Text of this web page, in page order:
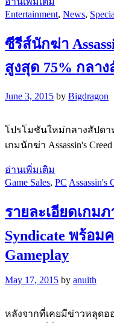
Entertainment, News,
ซีรีส์นักฆ่า
สูงสุด 75% กลา
June 3, 2015 by Bigdragon
โปรโมชันใหม่กลางสัปดาห์
เกมนักฆ่า Assassin's
อ่านเพิ่มเติม
Game Sales, PC Assassin's
รายละเอียดเกมภ
Syndicate พร้อม
Gameplay
May 17, 2015 by anuith
หลังจากที่เคยมีข่าวหลุดออ